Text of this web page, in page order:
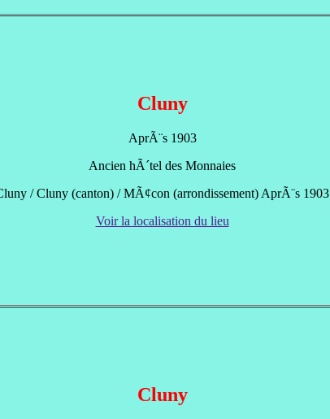
Cluny
AprÃ¨s 1903
Ancien hÃ´tel des Monnaies
/ Cluny (canton) / MÃ¢con (arrondissement) AprÃ¨s 1903
Voir la localisation du lieu
Cluny